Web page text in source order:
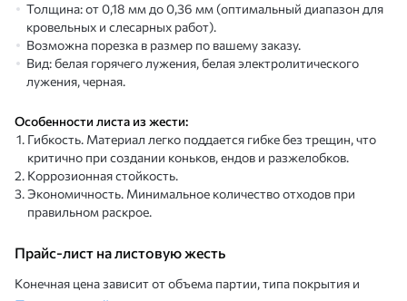
Толщина: от 0,18 мм до 0,36 мм (оптимальный диапазон для
кровельных и слесарных работ).
Возможна порезка в размер по вашему заказу.
Вид: белая горячего лужения, белая электролитического
лужения, черная.
Особенности листа из жести:
Гибкость. Материал легко поддается гибке без трещин, что
критично при создании коньков, ендов и разжелобков.
Коррозионная стойкость.
Экономичность. Минимальное количество отходов при
правильном раскрое.
Прайс-лист на листовую жесть
Конечная цена зависит от объема партии, типа покрытия и